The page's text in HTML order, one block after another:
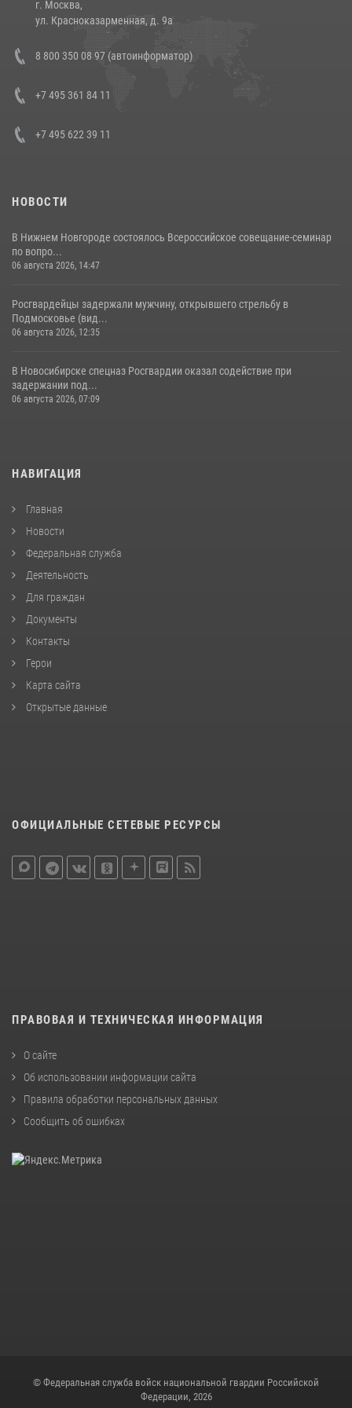
14 июля 2026, 12:20
В Росгвардии прошла военно-научная конференция по обобщению
боевого опыта
г. Москва,
ул. Красноказарменная, д. 9а
8 800 350 08 97 (автоинформатор)
+7 495 361 84 11
+7 495 622 39 11
НОВОСТИ
В Нижнем Новгороде состоялось Всероссийское совещание-семинар
по вопро...
06 августа 2026, 14:47
Росгвардейцы задержали мужчину, открывшего стрельбу в
Подмосковье (вид...
06 августа 2026, 12:35
В Новосибирске спецназ Росгвардии оказал содействие при
задержании под...
06 августа 2026, 07:09
НАВИГАЦИЯ
Главная
Новости
Федеральная служба
Деятельность
Для граждан
Документы
Контакты
Герои
Карта сайта
Открытые данные
ОФИЦИАЛЬНЫЕ СЕТЕВЫЕ РЕСУРСЫ
ПРАВОВАЯ И ТЕХНИЧЕСКАЯ ИНФОРМАЦИЯ
О сайте
Об использовании информации сайта
Правила обработки персональных данных
Сообщить об ошибках
© Федеральная служба войск национальной гвардии Российской
Федерации, 2026